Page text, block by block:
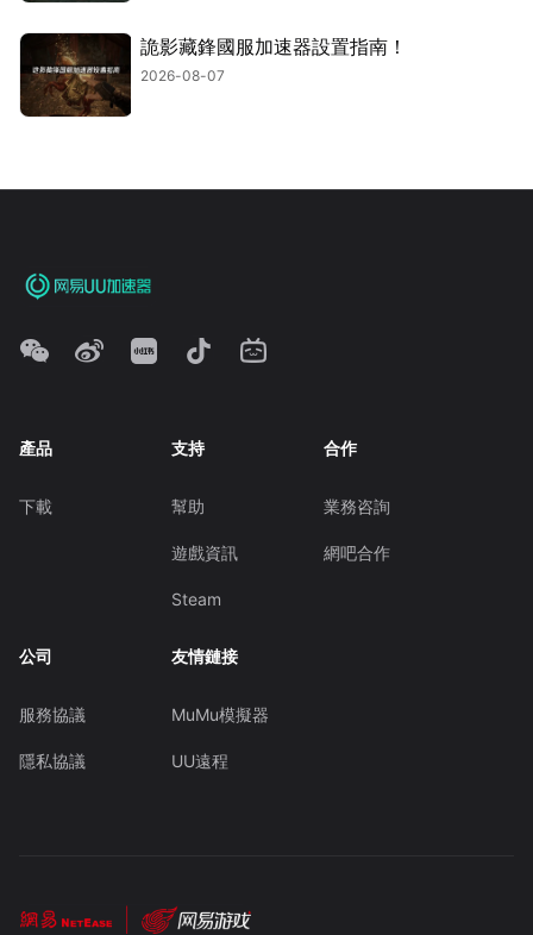
詭影藏鋒國服加速器設置指南！
2026-08-07
產品
下載
支持
幫助
遊戲資訊
Steam
合作
業務咨詢
網吧合作
公司
服務協議
隱私協議
友情鏈接
MuMu模擬器
UU遠程